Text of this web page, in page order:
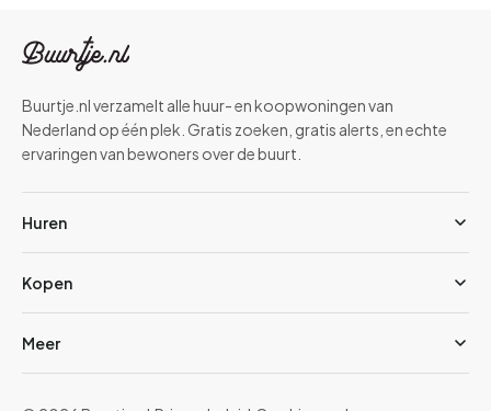
Buurtje.nl verzamelt alle huur- en koopwoningen van
Nederland op één plek. Gratis zoeken, gratis alerts, en echte
ervaringen van bewoners over de buurt.
Huren
Kopen
Meer